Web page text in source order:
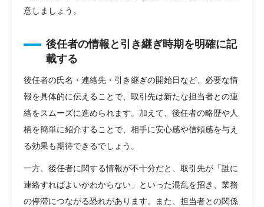
意しましょう。
後任者の情報と引き継ぎ時期を明確に記
載する
後任者の氏名・連絡先・引き継ぎの開始日など、必要な情
報を具体的に伝えることで、取引先は新たな担当者との連
絡をスムーズに進められます。加えて、後任者の略歴や人
柄を簡単に紹介することで、相手に安心感や信頼感を与え
る効果も期待できるでしょう。
一方、後任者に関する情報が不十分だと、取引先が「誰に
連絡すればよいかわからない」といった混乱を招き、業務
の停滞につながる恐れがあります。また、担当者との関係